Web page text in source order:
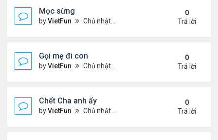
Mọc sừng
byVietFun Chủ nhật Tháng 12 12, 2021 11:23 pm
0
Trả lời
Gọi mẹ đi con
byVietFun Chủ nhật Tháng 12 12, 2021 11:22 pm
0
Trả lời
Chết Cha anh ấy
byVietFun Chủ nhật Tháng 12 12, 2021 11:21 pm
0
Trả lời